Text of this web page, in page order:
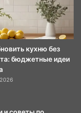
кухню без
бюджетные идеи